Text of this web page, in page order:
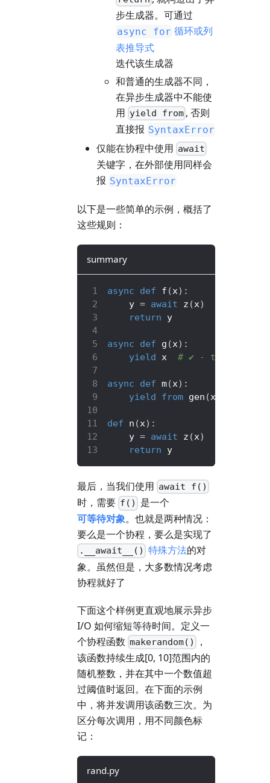
步生成器。可通过
async for 循环或列
表推导式
迭代该生成器
和普通的生成器不同，
在异步生成器中不能使
用 yield from , 否则
直接报 SyntaxError
仅能在协程中使用 await
关键字，在外部使用同样会
报 SyntaxError
以下是一些简单的示例，概括了
这些规则：
summary
async def f (x) :
    y
= await z (x)
return y
async def g (x) :
yield x # ✔️ - this is an
async def m(x) :
yield
from gen (x
def n (x) :
    y
= await z (x)
return y
最后，当我们使用 await f()
时，需要 f()
是一个
可等待对象。也就是两种情况：
要么是一个协程，要么是实现了
.__await__() 特殊方法的对
象。虽然但是，大多数情况考虑
协程就好了
下面这个样例更直观地展示异步
I/O 如何缩短等待时间。定义一
个协程函数 makerandom()
，
该函数持续生成[0, 10]范围内的
随机整数，并在其中一个数值超
过阈值时返回。在下面的示例
中，将并发调用该函数三次。为
区分每次调用，用不同颜色标
记：
rand.py